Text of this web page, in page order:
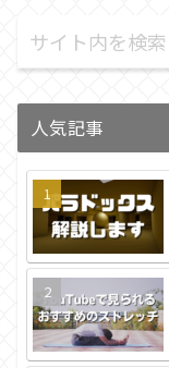
人気記事